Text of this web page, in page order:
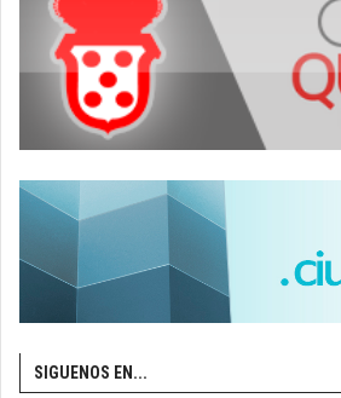
SIGUENOS EN...